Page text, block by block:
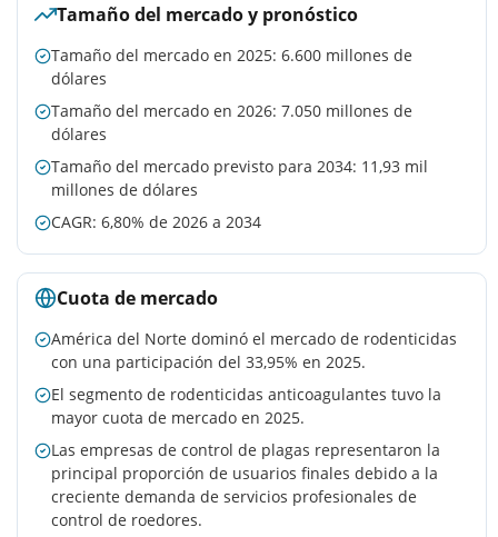
Tamaño del mercado y pronóstico
Tamaño del mercado en 2025: 6.600 millones de
dólares
Tamaño del mercado en 2026: 7.050 millones de
dólares
Tamaño del mercado previsto para 2034: 11,93 mil
millones de dólares
CAGR: 6,80% de 2026 a 2034
Cuota de mercado
América del Norte dominó el mercado de rodenticidas
con una participación del 33,95% en 2025.
El segmento de rodenticidas anticoagulantes tuvo la
mayor cuota de mercado en 2025.
Las empresas de control de plagas representaron la
principal proporción de usuarios finales debido a la
creciente demanda de servicios profesionales de
control de roedores.